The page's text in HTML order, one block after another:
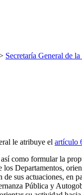
Secretaría General de la
le atribuye el artículo
como formular la
Departamentos,
sus actuaciones,
Pública y